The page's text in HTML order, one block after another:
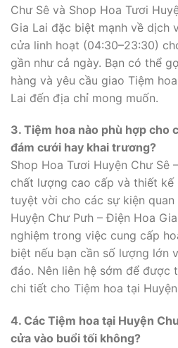
Chư Sê và Shop Hoa Tươi
Gia Lai đặc biệt mạnh về dịch
cửa linh hoạt (04:30–23:30)
gần như cả ngày. Bạn có thể
hàng và yêu cầu giao Tiệm
Lai đến địa chỉ mong muốn.
3. Tiệm hoa nào phù hợp cho
đám cưới hay khai trương?
Shop Hoa Tươi Huyện Chư Sê
chất lượng cao cấp và thiết kế
tuyệt vời cho các sự kiện
Huyện Chư Pưh – Điện Hoa
nghiệm trong việc cung cấp
biệt nếu bạn cần số lượng lớn
đáo. Nên liên hệ sớm để được
chi tiết cho Tiệm hoa tại
4. Các Tiệm hoa tại Huyện
cửa vào buổi tối không?